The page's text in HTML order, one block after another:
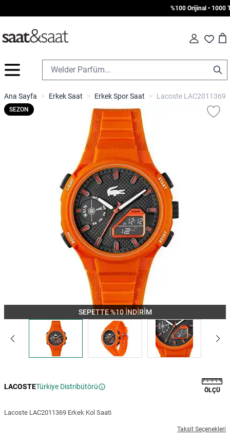
%100 Orijinal • 1000
Fav Cart
İçeriğe geç
Ana Sayfa > Erkek Saat > Erkek Spor Saat > Lacoste LAC2011369
SEPETTE %10 İNDİRİM
SEZON
LACOSTETürkiye Distribütörü ÖLÇÜ
Lacoste LAC2011369 Erkek Kol Saati
Taksit Seçenekleri